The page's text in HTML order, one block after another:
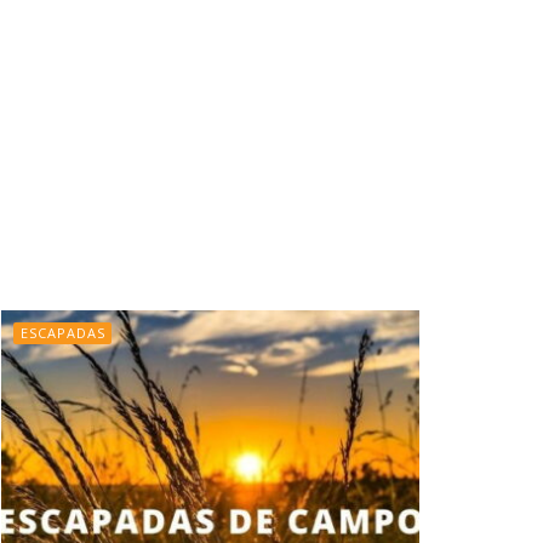
ESCAPADAS